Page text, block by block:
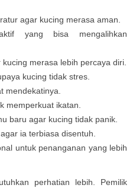
agar kucing merasa aman.
yang bisa mengalihkan
merasa lebih percaya diri.
kucing tidak stres.
mendekatinya.
memperkuat ikatan.
baru agar kucing tidak panik.
ia terbiasa disentuh.
untuk penanganan yang lebih
perhatian lebih. Pemilik